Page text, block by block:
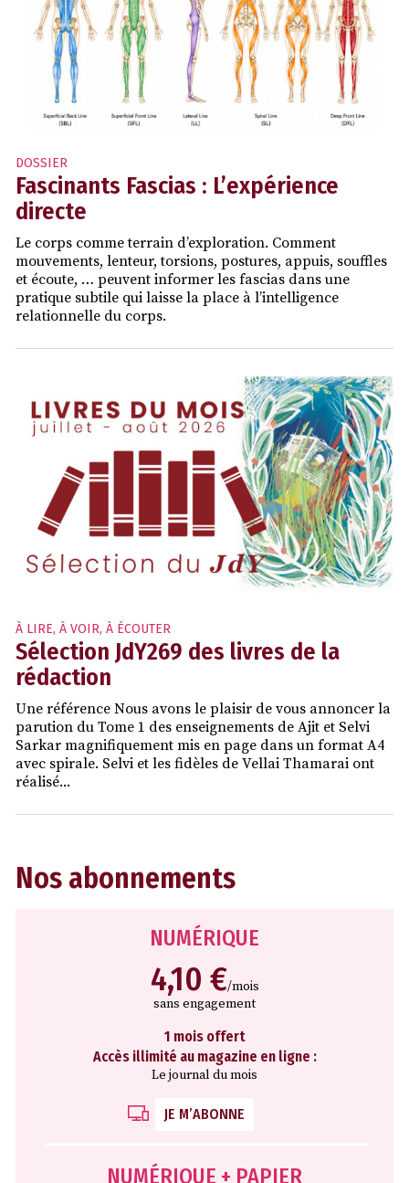
DOSSIER
Fascinants Fascias : L’expérience
directe
Le corps comme terrain d’exploration. Comment
mouvements, lenteur, torsions, postures, appuis, souffles
et écoute, … peuvent informer les fascias dans une
pratique subtile qui laisse la place à l’intelligence
relationnelle du corps.
À LIRE, À VOIR, À ÉCOUTER
Sélection JdY269 des livres de la
rédaction
Une référence Nous avons le plaisir de vous annoncer la
parution du Tome 1 des enseignements de Ajit et Selvi
Sarkar magnifiquement mis en page dans un format A4
avec spirale. Selvi et les fidèles de Vellai Thamarai ont
réalisé...
Nos abonnements
NUMÉRIQUE
4,10 €/mois
sans engagement
1 mois offert
Accès illimité au magazine en ligne :
Le journal du mois
JE M’ABONNE
NUMÉRIQUE + PAPIER